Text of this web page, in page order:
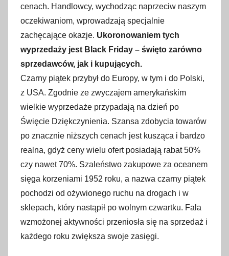
a
d
a
2
0
2
cenach. Handlowcy, wychodząc naprzeciw naszym
oczekiwaniom, wprowadzają specjalnie
zachęcające okazje. Ukoronowaniem tych
wyprzedaży jest Black Friday – święto zarówno
sprzedawców, jak i kupujących.
Czarny piątek przybył do Europy, w tym i do Polski,
z USA. Zgodnie ze zwyczajem amerykańskim
wielkie wyprzedaże przypadają na dzień po
Święcie Dziękczynienia. Szansa zdobycia towarów
po znacznie niższych cenach jest kusząca i bardzo
realna, gdyż ceny wielu ofert posiadają rabat 50%
czy nawet 70%. Szaleństwo zakupowe za oceanem
sięga korzeniami 1952 roku, a nazwa czarny piątek
pochodzi od ożywionego ruchu na drogach i w
sklepach, który nastąpił po wolnym czwartku. Fala
wzmożonej aktywności przeniosła się na sprzedaż i
każdego roku zwiększa swoje zasięgi.